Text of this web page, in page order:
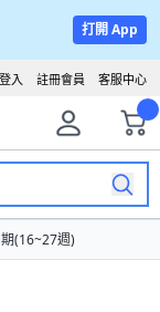
打開 App
客服中心
註冊會員
登入
(16~27週)